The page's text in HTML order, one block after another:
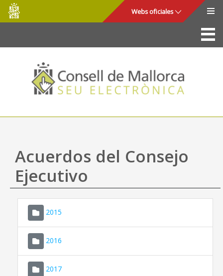
Saltar al contenido principal
Consell
de
Mallorca
Webs oficiales
La Sede
Consejo de Mallorca
Acceso y seguridad
Utilidades
Mapa web
Ayuda
Acuerdos del Consejo
Ejecutivo
2015
2016
2017